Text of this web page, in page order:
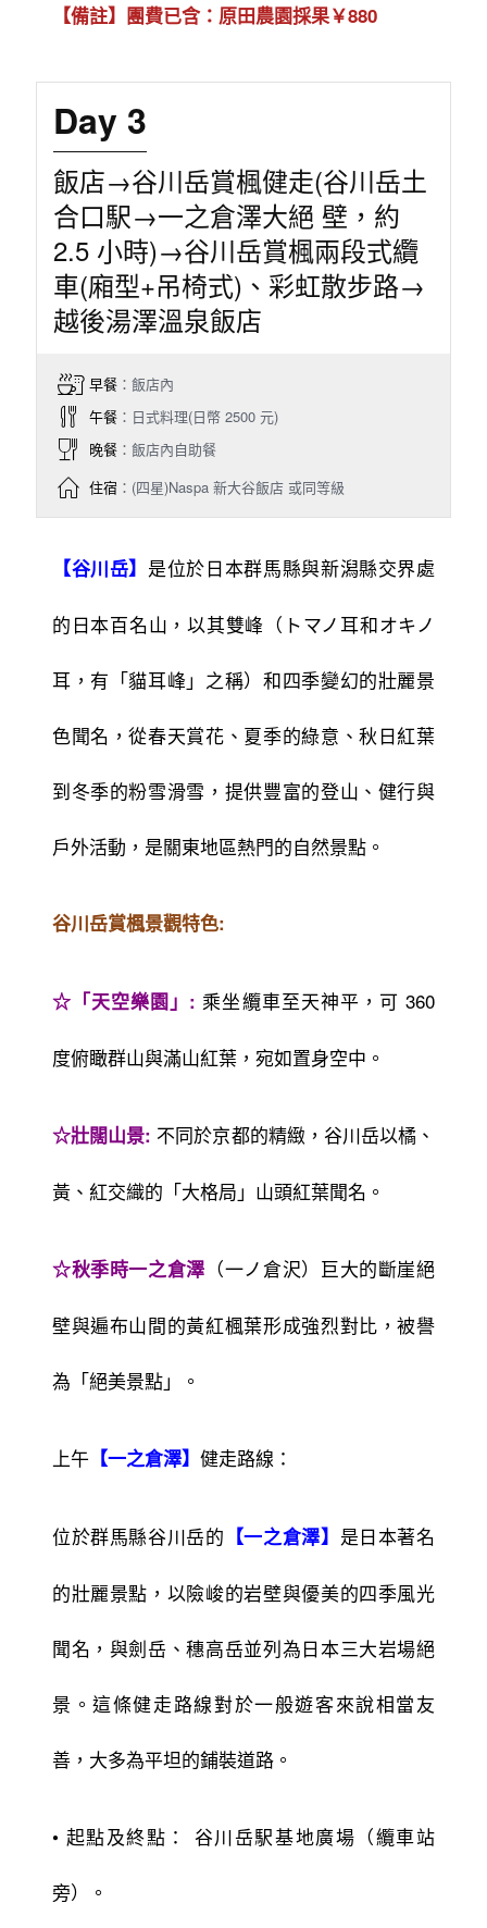
【備註】團費已含：原田農園採果￥880
Day 3
飯店→谷川岳賞楓健走(谷川岳土
合口駅→一之倉澤大絕 壁，約
2.5 小時)→谷川岳賞楓兩段式纜
車(廂型+吊椅式)、彩虹散步路→
越後湯澤溫泉飯店
早餐：飯店內
午餐：日式料理(日幣 2500 元)
晚餐：飯店內自助餐
住宿：(四星)Naspa 新大谷飯店 或同等級
【谷川岳】 是位於日本群馬縣與新潟縣交界處
的日本百名山，以其雙峰（トマノ耳和オキノ
耳，有「貓耳峰」之稱）和四季變幻的壯麗景
色聞名，從春天賞花、夏季的綠意、秋日紅葉
到冬季的粉雪滑雪，提供豐富的登山、健行與
戶外活動，是關東地區熱門的自然景點。
谷川岳賞楓景觀特色:
☆「天空樂園」: 乘坐纜車至天神平，可 360
度俯瞰群山與滿山紅葉，宛如置身空中。
☆壯闊山景: 不同於京都的精緻，谷川岳以橘、
黃、紅交織的「大格局」山頭紅葉聞名。
☆秋季時一之倉澤 （一ノ倉沢）巨大的斷崖絕
壁與遍布山間的黃紅楓葉形成強烈對比，被譽
為「絕美景點」。
上午 【一之倉澤】 健走路線：
位於群馬縣谷川岳的 【一之倉澤】 是日本著名
的壯麗景點，以險峻的岩壁與優美的四季風光
聞名，與劍岳、穗高岳並列為日本三大岩場絕
景。這條健走路線對於一般遊客來說相當友
善，大多為平坦的鋪裝道路。
• 起點及終點： 谷川岳駅基地廣場（纜車站
旁）。